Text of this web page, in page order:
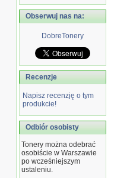
Obserwuj nas na:
DobreTonery
Recenzje
Napisz recenzję o tym
produkcie!
Odbiór osobisty
Tonery można odebrać
osobiście w Warszawie
po wcześniejszym
ustaleniu.